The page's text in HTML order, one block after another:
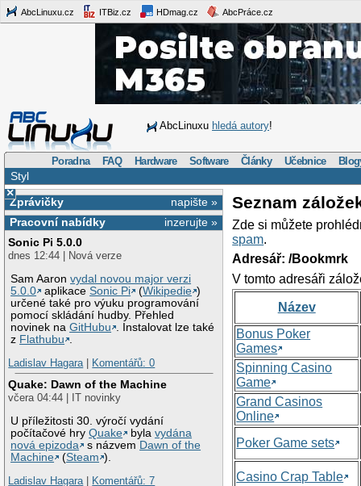
AbcLinuxu.cz ITBiz.cz HDmag.cz AbcPráce.cz
AbcLinuxu hledá autory!
Poradna FAQ Hardware Software Články Učebnice
Styl
×
napište »
Zprávičky
inzerujte »
Pracovní nabídky
Sonic Pi 5.0.0
dnes 12:44 | Nová verze
Sam Aaronvydal novou major verzi
5.0.0
aplikaceSonic Pi (Wikipedie )
určené také pro výuku programování
pomocí skládání hudby. Přehled
novinek naGitHubu
. Instalovat lze také
z Flathubu
Ladislav Hagara| Komentářů: 0
Quake: Dawn of the Machine
včera 04:44 | IT novinky
U příležitosti 30. výročí vydání
počítačové hryQuake bylavydána
nová epizoda
s názvem Dawn of the
Machine
(Steam ).
Ladislav Hagara| Komentářů: 7
Seznam
Zde si můžete
spam.
Adresář: /Bookmrk
V tomto adresáři
Název
Bonus Poker
Games
Spinning Casino
Game
Grand Casinos
Online
Poker Game sets
Casino Crap Table